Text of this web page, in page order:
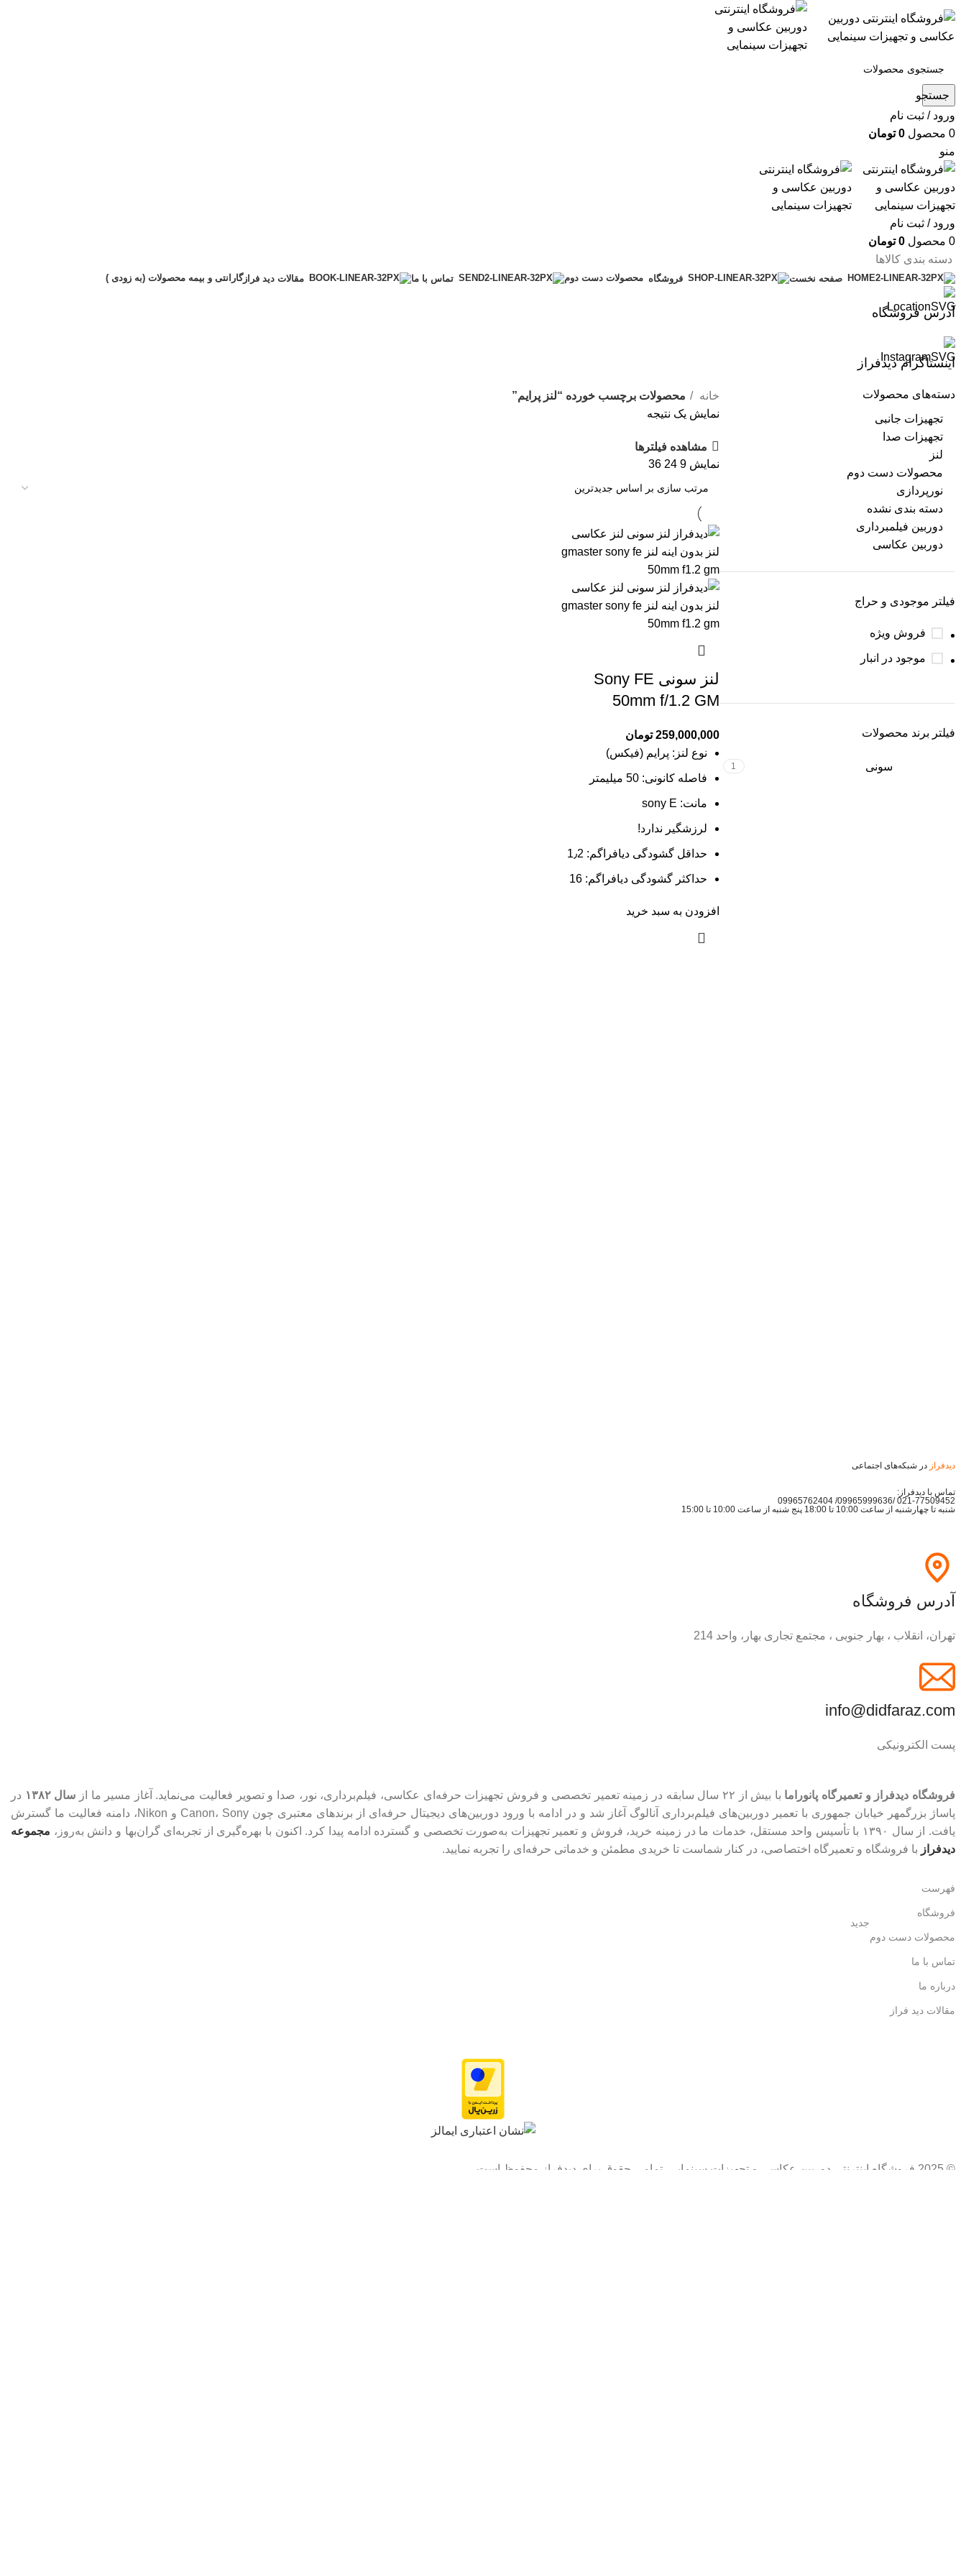
جستجو
ورود / ثبت نام
0 محصول 0 تومان
منو
ورود / ثبت نام
0 محصول 0 تومان
دسته بندی کالاها
صفحه نخست فروشگاه محصولات دست دوم تماس با ما مقالات دید فرازگارانتی و بیمه محصولات (به زودی )
آدرس فروشگاه
اینستاگرام دیدفراز
دسته‌های محصولات
تجهیزات جانبی
تجهیزات صدا
لنز
محصولات دست دوم
نورپردازی
دسته بندی نشده
دوربین فیلمبرداری
دوربین عکاسی
فیلتر موجودی و حراج
فروش ویژه
موجود در انبار
فیلتر برند محصولات
سونی 1
خانه
محصولات برچسب خورده “لنز پرایم”
نمایش یک نتیجه
مشاهده فیلترها
نمایش9
24
36
لنز سونی Sony FE
50mm f/1.2 GM
259,000,000 تومان
نوع لنز: پرایم (فیکس)
فاصله کانونی: 50 میلیمتر
مانت: sony E
لرزشگیر ندارد!
حداقل گشودگی دیافراگم: 1٫2
حداکثر گشودگی دیافراگم: 16
افزودن به سبد خرید
دیدفراز در شبکه‌های اجتماعی
تماس با دیدفراز:
021-77509452 /09965999636/ 09965762404
شنبه تا چهارشنبه از ساعت 10:00 تا 18:00 پنج شنبه از ساعت 10:00 تا 15:00
آدرس فروشگاه
تهران، انقلاب ، بهار جنوبی ، مجتمع تجاری بهار، واحد 214
info@didfaraz.com
پست الکترونیکی
فروشگاه دیدفراز و تعمیرگاه پانوراما با بیش از ۲۲ سال سابقه در زمینه تعمیر تخصصی و فروش تجهیزات حرفه‌ای عکاسی، فیلم‌برداری، نور، صدا و تصویر فعالیت می‌نماید. آغاز مسیر ما از سال ۱۳۸۲
در
پاساژ بزرگمهر خیابان جمهوری با تعمیر دوربین‌های فیلم‌برداری آنالوگ آغاز شد و در ادامه با ورود دوربین‌های دیجیتال حرفه‌ای از برندهای معتبری چون Canon، Sony و Nikon، دامنه فعالیت ما گسترش
یافت. از سال ۱۳۹۰ با تأسیس واحد مستقل، خدمات ما در زمینه خرید، فروش و تعمیر تجهیزات به‌صورت تخصصی و گسترده ادامه پیدا کرد. اکنون با بهره‌گیری از تجربه‌ای گران‌بها و دانش به‌روز،
مجموعه
دیدفراز با فروشگاه و تعمیرگاه اختصاصی، در کنار شماست تا خریدی مطمئن و خدماتی حرفه‌ای را تجربه نمایید.
فهرست
فروشگاه
محصولات دست دوم
جدید
تماس با ما
درباره ما
مقالات دید فراز
© 2025 فروشگاه اینترنتی دوربین عکاسی و تجهیزات سینمایی. تمامی حقوق برای دیدفراز محفوظ است